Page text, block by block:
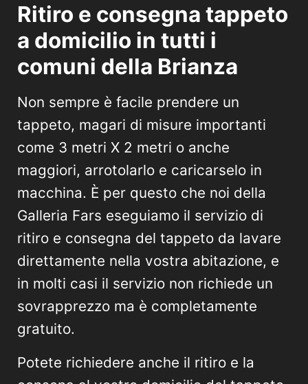
Ritiro e consegna tappeto
a domicilio in tutti i
comuni della Brianza
Non sempre è facile prendere un
tappeto, magari di misure importanti
come 3 metri X 2 metri o anche
maggiori, arrotolarlo e caricarselo in
macchina. È per questo che noi della
Galleria Fars eseguiamo il servizio di
ritiro e consegna del tappeto da lavare
direttamente nella vostra abitazione, e
in molti casi il servizio non richiede un
sovrapprezzo ma è completamente
gratuito.
Potete richiedere anche il ritiro e la